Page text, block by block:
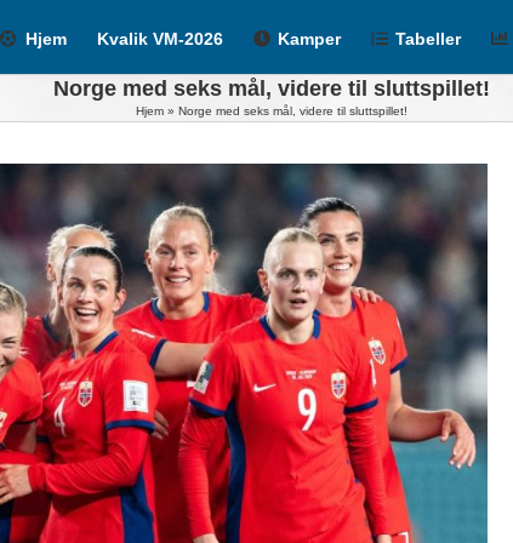
Hjem Kvalik VM-2026 Kamper Tabeller
Norge med seks mål, videre til sluttspillet!
Hjem » Norge med seks mål, videre til sluttspillet!